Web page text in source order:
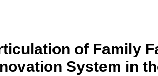
of Family
System in